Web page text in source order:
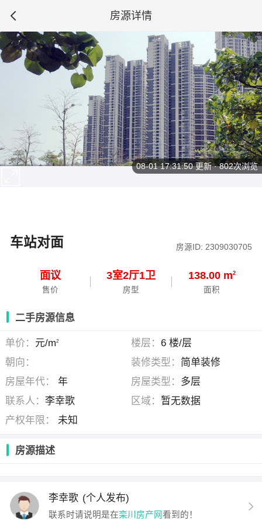
房源详情
车站对面 房源ID: 2309030705
面议
售价
3室2厅1卫
房型
138.00 m2
面积
08-01 17:31:50更新 · 802次浏览
二手房源信息
单价： 元/m2 楼层： 6 楼/层
朝向：
装修类型： 简单装修
房屋年代：
年 房屋类型： 多层
联系人：李幸歌 区域： 暂无数据
产权年限：
未知
房源描述
李幸歌 (个人发布)
联系时请说明是在栾川房产网看到的！